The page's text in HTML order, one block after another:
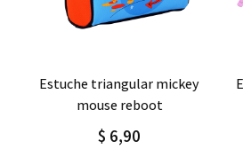
Agregar Detalle
estuche triangular mickey
mouse reboot
$ 6,90